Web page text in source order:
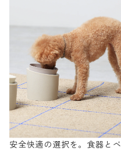
安全快適の選択を。食器とベ